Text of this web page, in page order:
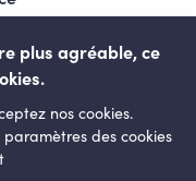
plus agréable, ce
nos cookies.
des cookies